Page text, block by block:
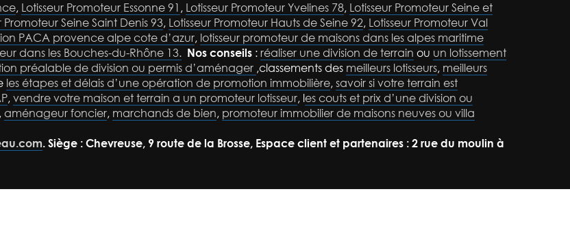
, Lotisseur Promoteur Essonne 91 , Lotisseur Promoteur Yvelines 78, Lotisseur Promoteur Seine et
Promoteur Seine Saint Denis 93, Lotisseur Promoteur Hauts de Seine 92, Lotisseur Promoteur Val
PACA provence alpe cote d’azur, lotisseur promoteur de maisons dans les alpes maritime
dans les Bouches-du-Rhône 13. Nos conseils : réaliser une division de terrain ou un lotissement
préalable de division ou permis d’aménager ,classements des meilleurs lotisseurs, meilleurs
les étapes et délais d’une opération de promotion immobilière, savoir si votre terrain est
, vendre votre maison et terrain a un promoteur lotisseur, les couts et prix d’une division ou
, aménageur foncier, marchands de bien, promoteur immobilier de maisons neuves ou villa
. Siège : Chevreuse, 9 route de la Brosse, Espace client et partenaires : 2 rue du moulin à